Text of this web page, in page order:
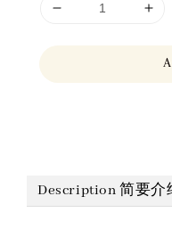
Description 简要介